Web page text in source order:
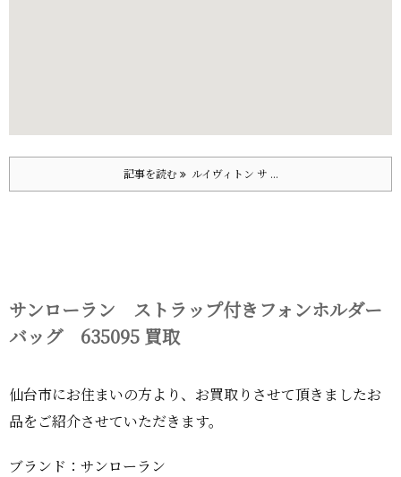
記事を読む ルイヴィトン サ ...
サンローラン ストラップ付きフォンホルダー
バッグ 635095 買取
仙台市にお住まいの方より、お買取りさせて頂きましたお
品をご紹介させていただきます。
ブランド：サンローラン